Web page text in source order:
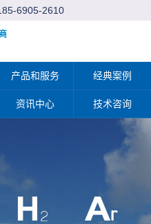
6905-2610
产品和服务 经典案例
资讯中心 技术咨询